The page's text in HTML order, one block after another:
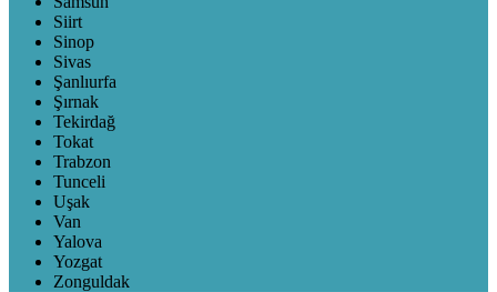
Siirt
Sinop
Sivas
Şanlıurfa
Şırnak
Tekirdağ
Tokat
Trabzon
Tunceli
Uşak
Van
Yalova
Yozgat
Zonguldak